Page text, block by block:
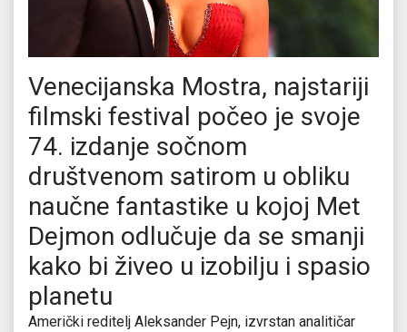
Venecijanska Mostra, najstariji
filmski festival počeo je svoje
74. izdanje sočnom
društvenom satirom u obliku
naučne fantastike u kojoj Met
Dejmon odlučuje da se smanji
kako bi živeo u izobilju i spasio
planetu
Američki reditelj Aleksander Pejn, izvrstan analitičar